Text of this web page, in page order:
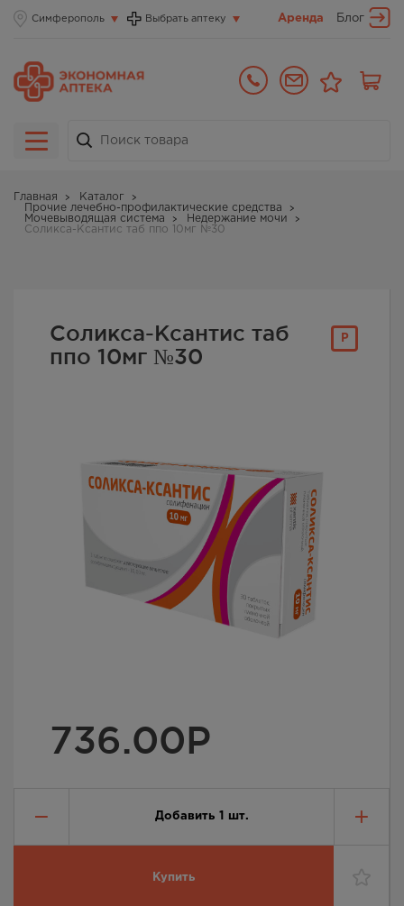
Симферополь Выбрать аптеку Аренда Блог
Главная
Каталог
Прочие лечебно-профилактические средства
Мочевыводящая система
Недержание мочи
Соликса-Ксантис таб ппо 10мг №30
Р
Соликса-Ксантис таб
ппо 10мг №30
736.00Р
Добавить 1 шт.
Купить